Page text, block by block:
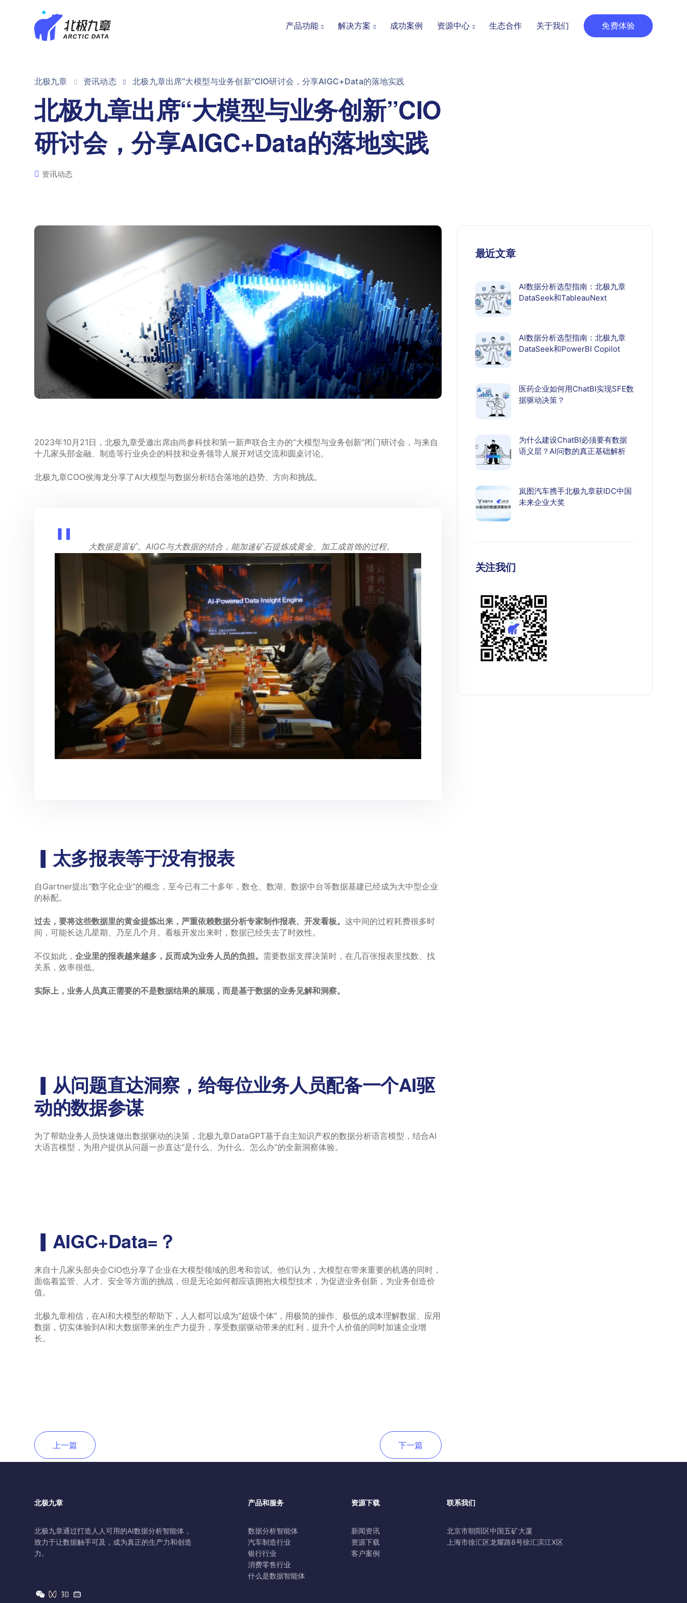
产品功能 解决方案 成功案例 资源中心 生态合作 关于我们 免费体验
北极九章 资讯动态 北极九章出席“大模型与业务创新”CIO研讨会，分享AIGC+Data的落地实践
北极九章出席“大模型与业务创新”CIO
研讨会，分享AIGC+Data的落地实践
资讯动态
2023年10月21日，北极九章受邀出席由尚参科技和第一新声联合主办的“大模型与业务创新”闭门研讨会，与来自
十几家头部金融、制造等行业央企的科技和业务领导人展开对话交流和圆桌讨论。
北极九章COO侯海龙分享了AI大模型与数据分析结合落地的趋势、方向和挑战。
大数据是富矿。AIGC与大数据的结合，能加速矿石提炼成黄金、加工成首饰的过程。
▎太多报表等于没有报表
自Gartner提出“数字化企业”的概念，至今已有二十多年，数仓、数湖、数据中台等数据基建已经成为大中型企业
的标配。
过去，要将这些数据里的黄金提炼出来，严重依赖数据分析专家制作报表、开发看板。 这中间的过程耗费很多时
间，可能长达几星期、乃至几个月。看板开发出来时，数据已经失去了时效性。
不仅如此， 企业里的报表越来越多，反而成为业务人员的负担。 需要数据支撑决策时，在几百张报表里找数、找
关系，效率很低。
实际上，业务人员真正需要的不是数据结果的展现，而是基于数据的业务见解和洞察。
▎从问题直达洞察，给每位业务人员配备一个AI驱
动的数据参谋
为了帮助业务人员快速做出数据驱动的决策，北极九章DataGPT基于自主知识产权的数据分析语言模型，结合AI
大语言模型，为用户提供从问题一步直达“是什么、为什么、怎么办”的全新洞察体验。
▎AIGC+Data=？
来自十几家头部央企CIO也分享了企业在大模型领域的思考和尝试。他们认为，大模型在带来重要的机遇的同时，
面临着监管、人才、安全等方面的挑战，但是无论如何都应该拥抱大模型技术，为促进业务创新，为业务创造价
值。
北极九章相信，在AI和大模型的帮助下，人人都可以成为“超级个体”，用极简的操作、极低的成本理解数据、应用
数据，切实体验到AI和大数据带来的生产力提升，享受数据驱动带来的红利，提升个人价值的同时加速企业增
长。
上一篇 下一篇
最近文章
AI数据分析选型指南：北极九章
DataSeek和TableauNext
AI数据分析选型指南：北极九章
DataSeek和PowerBI Copilot
医药企业如何用ChatBI实现SFE数
据驱动决策？
为什么建设ChatBI必须要有数据
语义层？AI问数的真正基础解析
岚图汽车携手北极九章获IDC中国
未来企业大奖
关注我们
北极九章
北极九章通过打造人人可用的AI数据分析智能体，
致力于让数据触手可及，成为真正的生产力和创造
力。
产品和服务
数据分析智能体
汽车制造行业
银行行业
消费零售行业
什么是数据智能体
资源下载
新闻资讯
资源下载
客户案例
联系我们
北京市朝阳区中国五矿大厦
上海市徐汇区龙耀路8号徐汇滨江X区